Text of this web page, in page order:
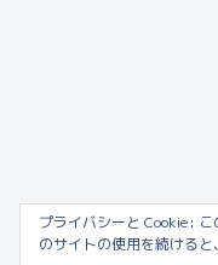
プライバシーと Cookie:
のサイトの使用を続けると